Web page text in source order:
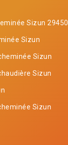
Sizun 29450
Sizun
Sizun
Sizun
Sizun